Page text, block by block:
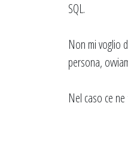
SQL.
Non mi voglio
persona,
Nel caso ce